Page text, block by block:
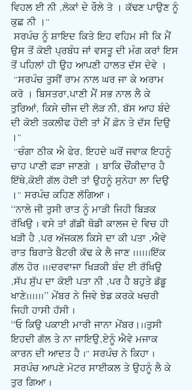
ਵਿਹਲ ਈ ਨੀ ,ਲੋਕਾਂ ਦੇ ਰੌਲੇ ਤੋ । ਕੱਢਣ ਪਾਉਣ ਨੂੰ
ਕੁਛ ਨੀ ।"
ਸਰਪੰਚ ਨੂੰ ਸ਼ਾਇਦ ਕਿਤੇ ਇਹ ਵਹਿਮ ਸੀ ਕਿ ਮੈਂ
ਉਸ ਤੋਂ ਕੋਈ ਪ੍ਰਬੰਧ ਜਾਂ ਵਸਤੂ ਦੀ ਮੰਗ ਕਰਾਂ ਇਸ
ਤੋਂ ਪਹਿਲਾਂ ਹੀ ਉਹ ਆਪਣੀ ਹਾਲਤ ਦੱਸ ਦੇਵੇ ।
ਕਰੋ । ਬਿਸਤਰਾ,ਪਾਣੀ ਮੈਂ ਸਭ ਨਾਲ ਲੈ ਕੇ
ਤੁਰਿਆਂ, ਕਿਸੇ ਚੀਜ ਦੀ ਲੋੜ ਨੀ, ਬੱਸ ਆਹ ਬੰਦੇ
ਦੀ ਕੋਈ ਤਕਲੀਫ ਹੋਈ ਤਾਂ ਮੈਂ ਫ਼ੋਨ ਤੇ ਦੱਸ ਦਿਉ
।"
ਚਾਹ ਪਾਣੀ ਫੜਾ ਜਾਣਗੇ । ਬਾਕਿ ਚੌਂਕੀਦਾਰ ਹੈ
ਇੱਥੇ,ਕੋਈ ਗੱਲ ਹੋਈ ਤਾਂ ਉਹਨੂੰ ਸੁਨੇਹਾ ਲਾ ਦਿਉ
।" ਸਰਪੰਚ ਕਹਿਣ ਲੱਗਿਆ |
“ਨਾਲੇ ਜੀ ਤੁਸੀ ਰਾਤ ਨੂੰ ਮਾੜੀ ਜਿਹੀ ਬਿੜਕ
ਰੱਖਿਉ | ਵਸੇ ਤਾਂ ਗੱਡੀ ਥੋਡੀ ਕਾਲਜ ਦੇ ਵਿਚ ਹੀ
ਖੜੀ ਹੈ ,ਪਰ ਅੱਜਕਲ ਕਿਸੇ ਦਾ ਕੀ ਪਤਾ ,ਐਵੇ
ਰਾਤ ਬਿਰਾਤੇ ਬੈਟਰੀ ਕੱਢ ਕੇ ਲੈ ਜਾਣ |.....ਇੱਕ
ਗੱਲ ਹੋਰ ...ਦਰਵਾਜਾ ਖਿੜਕੀ ਬੰਦ ਈ ਰੱਖਿਉ
,ਸੱਪ ਸੁੱਪ ਦਾ ਕੋਈ ਪਤਾ ਨੀ ,ਪਰ ਹੈ ਬਹੁਤੇ ਡੱਡੂ
ਖਾਣੇ.....|” ਮੇਂਬਰ ਨੇ ਜਿਵੇ ਝੇਡ ਕਰਕੇ ਖਚਰੀ
ਜਿਹੀ ਹਾਸੀ ਹੱਸੀ |
“ਓ ਕਿਉ ਪਕਾਈ ਮਾਰੀ ਜਾਨਾ ਮੇਂਬਰ।..ਤੁਸੀ
ਇਹਦੀ ਗੱਲ ਤੇ ਨਾ ਜਾਇਉ,ਏਨੂੰ ਐਵੇ ਮਜਾਕ
ਕਾਰਨ ਦੀ ਆਦਤ ਹੈ |" ਸਰਪੰਚ ਨੇ ਕਿਹਾ |
ਸਰਪੰਚ ਆਪਣੇ ਮੋਟਰ ਸਾਈਕਲ ਤੇ ਉਹਨੂੰ ਲੈ ਕੇ
ਤੁਰ ਗਿਆ |